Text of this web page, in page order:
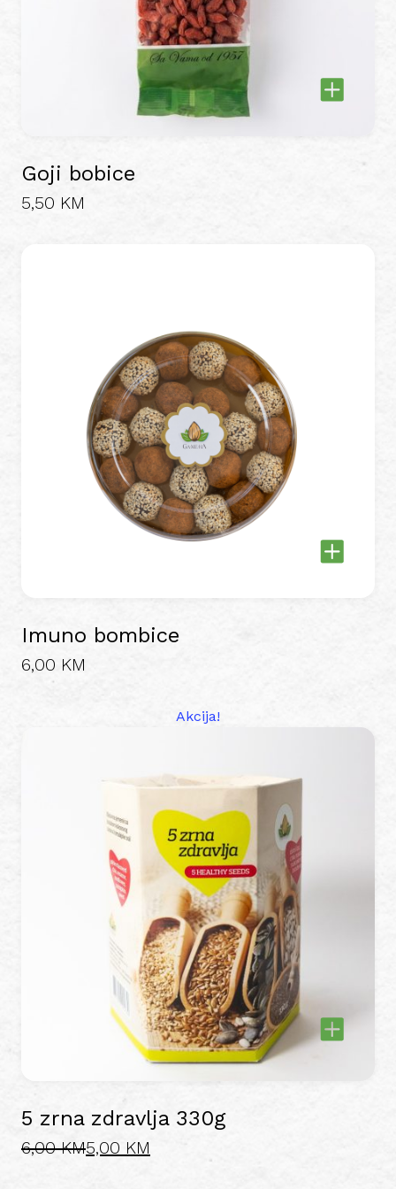
Goji bobice
5,50 KM
Imuno bombice
6,00 KM
Akcija!
5 zrna zdravlja 330g
6,00KM
Original 5,00 KM
Current